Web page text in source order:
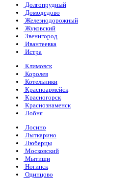
Долгопрудный
Домодедово
Железнодорожный
Жуковский
Звенигород
Ивантеевка
Истра
Климовск
Королев
Котельники
Красноармейск
Красногорск
Краснознаменск
Лобня
Лосино
Лыткарино
Люберцы
Московский
Мытищи
Ногинск
Одинцово